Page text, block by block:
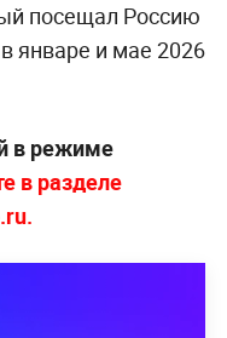
посещал Россию
январе и мае 2026
в режиме
в разделе